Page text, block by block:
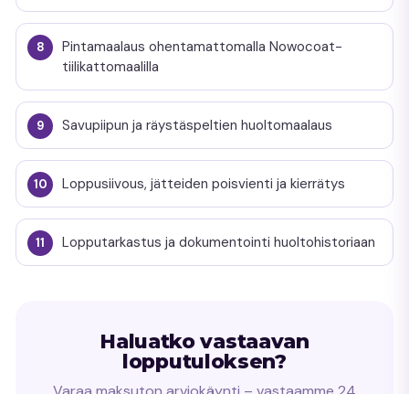
Pintamaalaus ohentamattomalla Nowocoat-
tiilikattomaalilla
Savupiipun ja räystäspeltien huoltomaalaus
Loppusiivous, jätteiden poisvienti ja kierrätys
Lopputarkastus ja dokumentointi huoltohistoriaan
Haluatko vastaavan
lopputuloksen?